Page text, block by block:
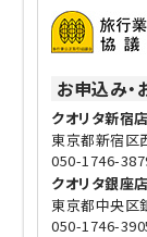
お申込み
クオリタ新宿店
東京都新宿区
050-1746-
クオリタ銀座店
東京都中央区
050-1746-